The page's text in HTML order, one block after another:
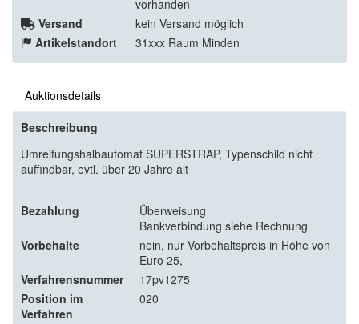
vorhanden
Versand
kein Versand möglich
Artikelstandort
31xxx Raum Minden
Auktionsdetails
Beschreibung
Umreifungshalbautomat SUPERSTRAP, Typenschild nicht
auffindbar, evtl. über 20 Jahre alt
Bezahlung
Überweisung
Bankverbindung siehe Rechnung
Vorbehalte
nein, nur Vorbehaltspreis in Höhe von
Euro 25,-
Verfahrensnummer
17pv1275
Position im
Verfahren
020